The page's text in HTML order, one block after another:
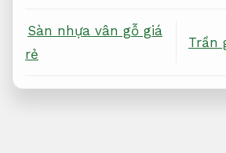
Sàn nhựa vân gỗ giá
rẻ
Trần